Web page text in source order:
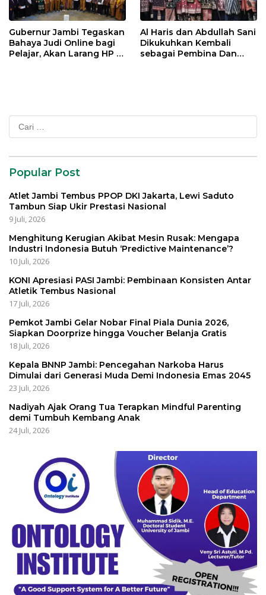
Gubernur Jambi Tegaskan
Bahaya Judi Online bagi
Pelajar, Akan Larang HP di
Al Haris dan Abdullah Sani
Dikukuhkan Kembali
sebagai Pembina Dan
Popular Post
Atlet Jambi Tembus PPOP DKI Jakarta, Lewi Saduto
Tambun Siap Ukir Prestasi Nasional
9 Juli, 2026
Menghitung Kerugian Akibat Mesin Rusak: Mengapa
Industri Indonesia Butuh ‘Predictive Maintenance’?
10 Juli, 2026
KONI Apresiasi PASI Jambi: Pembinaan Konsisten Antar
Atletik Tembus Nasional
17 Juli, 2026
Pemkot Jambi Gelar Nobar Final Piala Dunia 2026,
Siapkan Doorprize hingga Voucher Belanja Gratis
18 Juli, 2026
Kepala BNNP Jambi: Pencegahan Narkoba Harus
Dimulai dari Generasi Muda Demi Indonesia Emas 2045
23 Juli, 2026
Nadiyah Ajak Orang Tua Terapkan Mindful Parenting
demi Tumbuh Kembang Anak
24 Juli, 2026